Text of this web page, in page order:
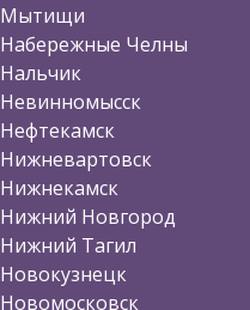
Мытищи
Набережные Челны
Нальчик
Невинномысск
Нефтекамск
Нижневартовск
Нижнекамск
Нижний Новгород
Нижний Тагил
Новокузнецк
Новомосковск